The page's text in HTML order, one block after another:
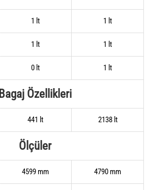
1 lt 1 lt
1 lt 1 lt
0 lt 1 lt
Bagaj Özellikleri
441 lt 2138 lt
Ölçüler
4599 mm 4790 mm